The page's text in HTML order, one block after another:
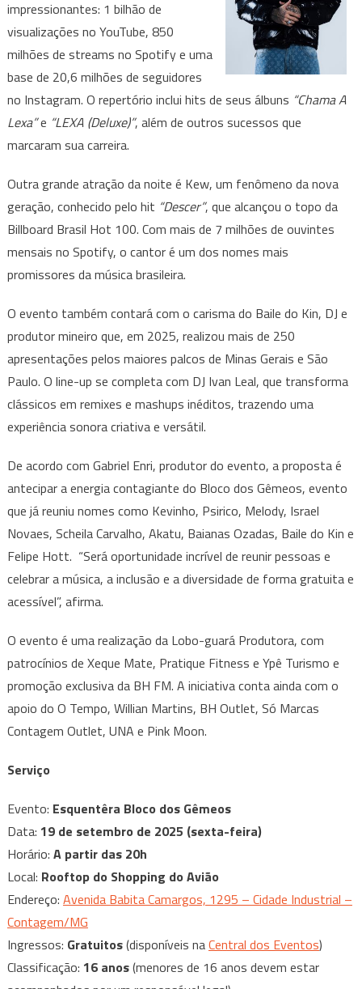
impressionantes: 1 bilhão de
visualizações no YouTube, 850
milhões de streams no Spotify e uma
base de 20,6 milhões de seguidores
no Instagram. O repertório inclui hits de seus álbuns “Chama A
Lexa”e “LEXA (Deluxe)”, além de outros sucessos que
marcaram sua carreira.
Outra grande atração da noite é Kew, um fenômeno da nova
geração, conhecido pelo hit “Descer”, que alcançou o topo da
Billboard Brasil Hot 100. Com mais de 7 milhões de ouvintes
mensais no Spotify, o cantor é um dos nomes mais
promissores da música brasileira.
O evento também contará com o carisma do Baile do Kin, DJ e
produtor mineiro que, em 2025, realizou mais de 250
apresentações pelos maiores palcos de Minas Gerais e São
Paulo. O line-up se completa com DJ Ivan Leal, que transforma
clássicos em remixes e mashups inéditos, trazendo uma
experiência sonora criativa e versátil.
De acordo com Gabriel Enri, produtor do evento, a proposta é
antecipar a energia contagiante do Bloco dos Gêmeos, evento
que já reuniu nomes como Kevinho, Psirico, Melody, Israel
Novaes, Scheila Carvalho, Akatu, Baianas Ozadas, Baile do Kin e
Felipe Hott. “Será oportunidade incrível de reunir pessoas e
celebrar a música, a inclusão e a diversidade de forma gratuita e
acessível”, afirma.
O evento é uma realização da Lobo-guará Produtora, com
patrocínios de Xeque Mate, Pratique Fitness e Ypê Turismo e
promoção exclusiva da BH FM. A iniciativa conta ainda com o
apoio do O Tempo, Willian Martins, BH Outlet, Só Marcas
Contagem Outlet, UNA e Pink Moon.
Serviço
Evento: Esquentêra Bloco dos Gêmeos
Data: 19 de setembro de 2025 (sexta-feira)
Horário: A partir das 20h
Local: Rooftop do Shopping do Avião
Endereço: Avenida Babita Camargos, 1295 – Cidade Industrial –
Contagem/MG
Ingressos: Gratuitos(disponíveis naCentral dos Eventos)
Classificação: 16 anos(menores de 16 anos devem estar